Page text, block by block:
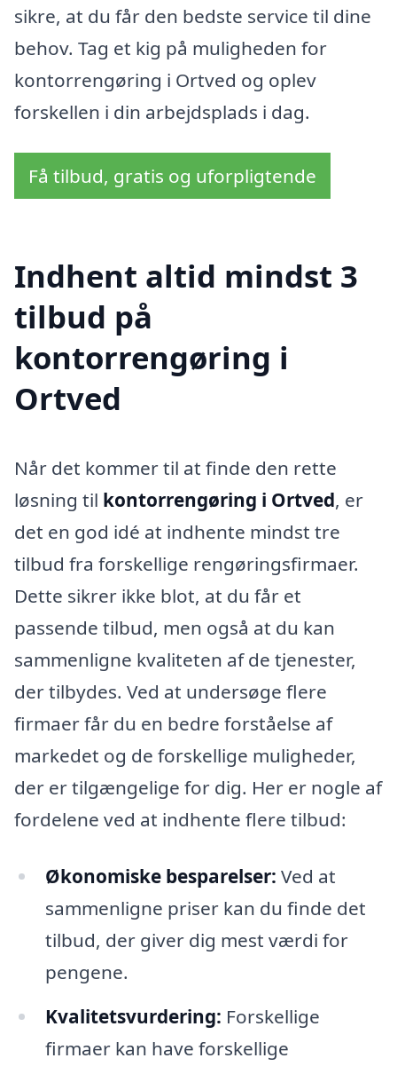
sikre, at du får den bedste service til dine
behov. Tag et kig på muligheden for
kontorrengøring i Ortved og oplev
forskellen i din arbejdsplads i dag.
Få tilbud, gratis og uforpligtende
Indhent altid mindst 3
tilbud på
kontorrengøring i
Ortved
Når det kommer til at finde den rette
løsning til kontorrengøring i Ortved, er
det en god idé at indhente mindst tre
tilbud fra forskellige rengøringsfirmaer.
Dette sikrer ikke blot, at du får et
passende tilbud, men også at du kan
sammenligne kvaliteten af de tjenester,
der tilbydes. Ved at undersøge flere
firmaer får du en bedre forståelse af
markedet og de forskellige muligheder,
der er tilgængelige for dig. Her er nogle af
fordelene ved at indhente flere tilbud:
Økonomiske besparelser: Ved at
sammenligne priser kan du finde det
tilbud, der giver dig mest værdi for
pengene.
Kvalitetsvurdering: Forskellige
firmaer kan have forskellige